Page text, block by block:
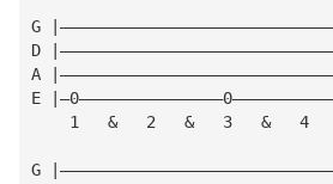
G
D
A
E
1   &   2   &   3   &   4
G